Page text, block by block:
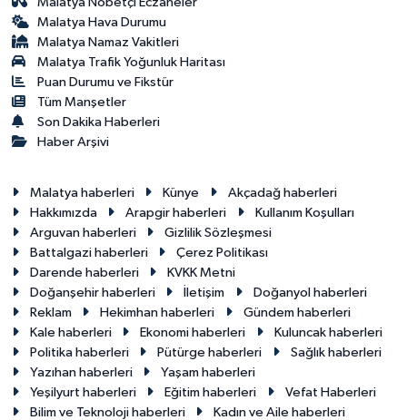
Malatya Hava Durumu
Malatya Namaz Vakitleri
Malatya Trafik Yoğunluk Haritası
Puan Durumu ve Fikstür
Tüm Manşetler
Son Dakika Haberleri
Haber Arşivi
Malatya haberleri Künye
Akçadağ haberleri
Hakkımızda
Arapgir haberleri
Kullanım Koşulları
Arguvan haberleri
Gizlilik Sözleşmesi
Battalgazi haberleri
Çerez Politikası
Darende haberleri
KVKK Metni
Doğanşehir haberleri
İletişim
Doğanyol haberleri
Reklam
Hekimhan haberleri
Gündem haberleri
Kale haberleri
Ekonomi haberleri
Kuluncak haberleri
Politika haberleri
Pütürge haberleri
Sağlık haberleri
Yazıhan haberleri
Yaşam haberleri
Yeşilyurt haberleri
Eğitim haberleri
Vefat Haberleri
Bilim ve Teknoloji haberleri
Kadın ve Aile haberleri